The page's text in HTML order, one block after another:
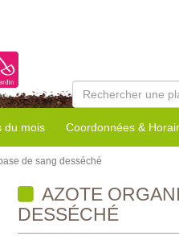
du mois Coordonnées &
de sang desséché
AZOTE
DESSÉCHÉ